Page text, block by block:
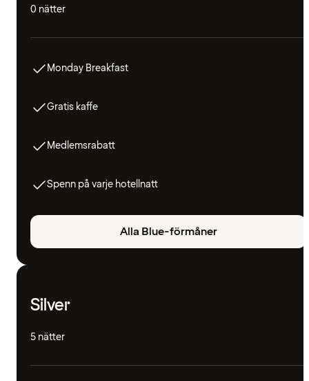
0 nätter
Monday Breakfast
Gratis kaffe
Medlemsrabatt
Spenn på varje hotellnatt
Alla Blue-förmåner
Silver
5 nätter